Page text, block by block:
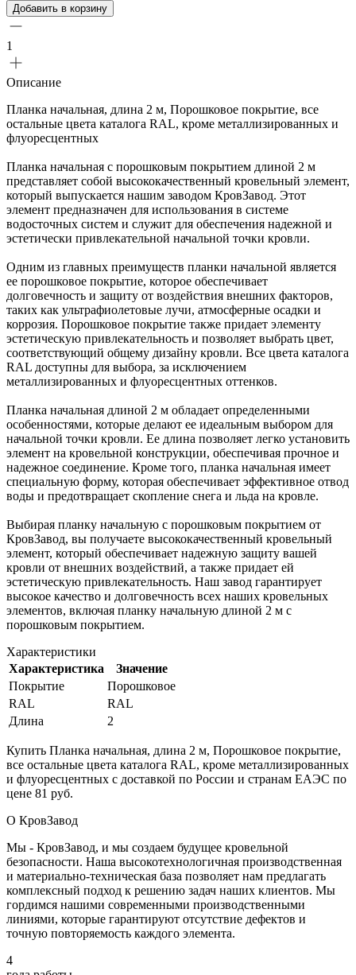
Добавить в корзину
1
Описание
Планка начальная, длина 2 м, Порошковое покрытие, все
остальные цвета каталога RAL, кроме металлизированных и
флуоресцентных
Планка начальная с порошковым покрытием длиной 2 м
представляет собой высококачественный кровельный элемент,
который выпускается нашим заводом КровЗавод. Этот
элемент предназначен для использования в системе
водосточных систем и служит для обеспечения надежной и
эстетически привлекательной начальной точки кровли.
Одним из главных преимуществ планки начальной является
ее порошковое покрытие, которое обеспечивает
долговечность и защиту от воздействия внешних факторов,
таких как ультрафиолетовые лучи, атмосферные осадки и
коррозия. Порошковое покрытие также придает элементу
эстетическую привлекательность и позволяет выбрать цвет,
соответствующий общему дизайну кровли. Все цвета каталога
RAL доступны для выбора, за исключением
металлизированных и флуоресцентных оттенков.
Планка начальная длиной 2 м обладает определенными
особенностями, которые делают ее идеальным выбором для
начальной точки кровли. Ее длина позволяет легко установить
элемент на кровельной конструкции, обеспечивая прочное и
надежное соединение. Кроме того, планка начальная имеет
специальную форму, которая обеспечивает эффективное отвод
воды и предотвращает скопление снега и льда на кровле.
Выбирая планку начальную с порошковым покрытием от
КровЗавод, вы получаете высококачественный кровельный
элемент, который обеспечивает надежную защиту вашей
кровли от внешних воздействий, а также придает ей
эстетическую привлекательность. Наш завод гарантирует
высокое качество и долговечность всех наших кровельных
элементов, включая планку начальную длиной 2 м с
порошковым покрытием.
Характеристики
Характеристика
Значение
Покрытие
Порошковое
RAL
RAL
Длина
2
Купить Планка начальная, длина 2 м, Порошковое покрытие,
все остальные цвета каталога RAL, кроме металлизированных
и флуоресцентных с доставкой по России и странам ЕАЭС по
цене 81 руб.
О КровЗавод
Мы - КровЗавод, и мы создаем будущее кровельной
безопасности. Наша высокотехнологичная производственная
и материально-техническая база позволяет нам предлагать
комплексный подход к решению задач наших клиентов. Мы
гордимся нашими современными производственными
линиями, которые гарантируют отсутствие дефектов и
точную повторяемость каждого элемента.
4